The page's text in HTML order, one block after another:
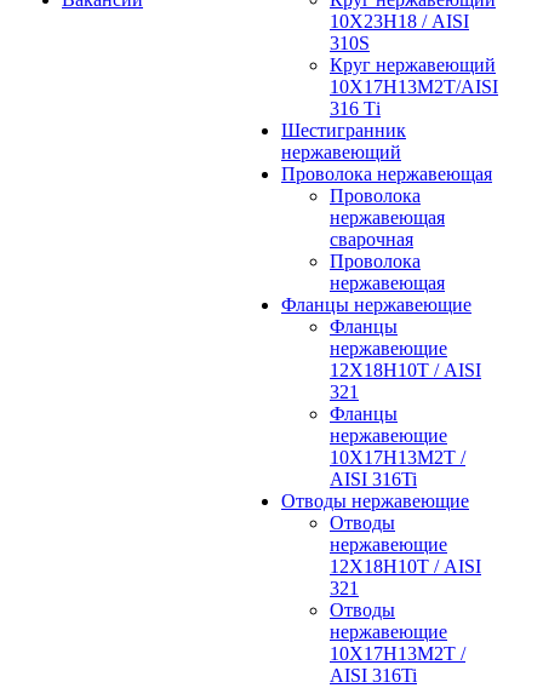
10Х23Н18 / AISI
310S
Круг нержавеющий
10Х17Н13М2Т/AISI
316 Тi
Шестигранник
нержавеющий
Проволока нержавеющая
Проволока
нержавеющая
сварочная
Проволока
нержавеющая
Фланцы нержавеющие
Фланцы
нержавеющие
12Х18Н10Т / AISI
321
Фланцы
нержавеющие
10Х17Н13М2Т /
AISI 316Ti
Отводы нержавеющие
Отводы
нержавеющие
12Х18Н10Т / AISI
321
Отводы
нержавеющие
10Х17Н13М2Т /
AISI 316Ti